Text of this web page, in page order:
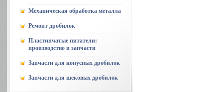
Механическая обработка металла
Ремонт дробилок
Пластинчатые питатели:
производство и запчасти
Запчасти для конусных дробилок
Запчасти для щековых дробилок